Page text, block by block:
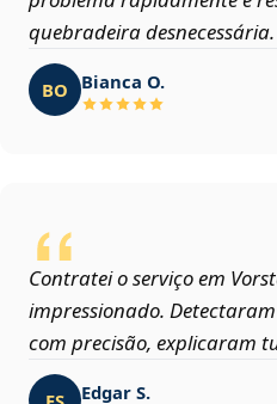
quebradeira desnecessária.
BO Bianca O.
Contratei o serviço em
impressionado.
com precisão, explicaram
Edgar S.